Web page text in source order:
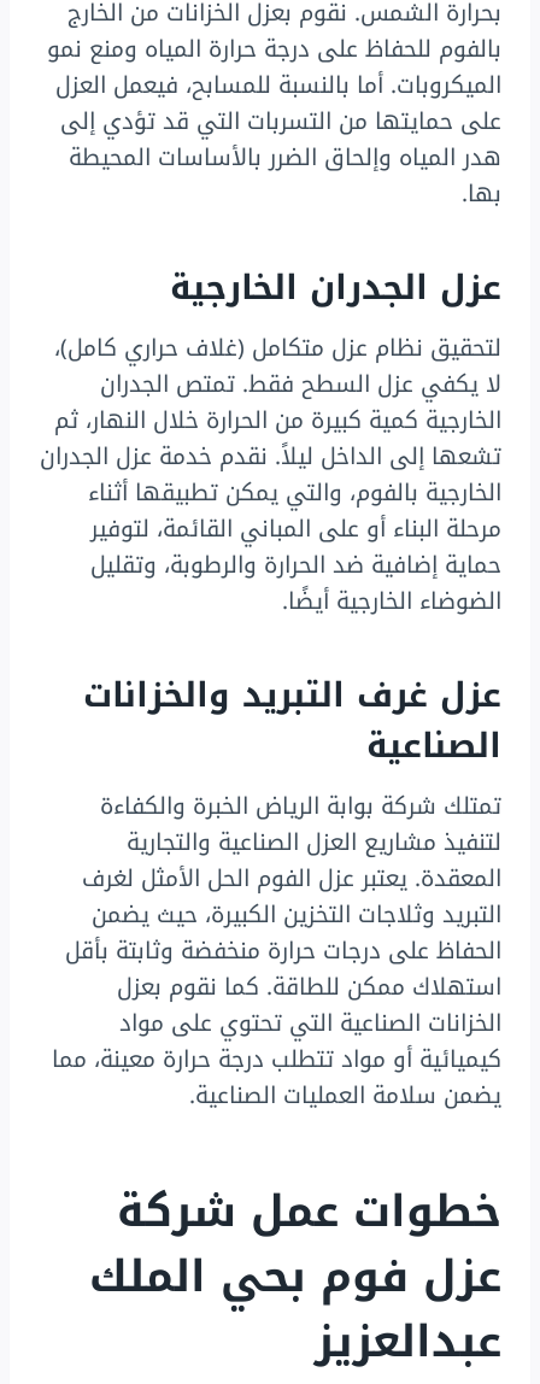
بحرارة الشمس. نقوم بعزل الخزانات من الخارج
بالفوم للحفاظ على درجة حرارة المياه ومنع نمو
الميكروبات. أما بالنسبة للمسابح، فيعمل العزل
على حمايتها من التسربات التي قد تؤدي إلى
هدر المياه وإلحاق الضرر بالأساسات المحيطة
بها.
عزل الجدران الخارجية
لتحقيق نظام عزل متكامل (غلاف حراري كامل)،
لا يكفي عزل السطح فقط. تمتص الجدران
الخارجية كمية كبيرة من الحرارة خلال النهار، ثم
تشعها إلى الداخل ليلاً. نقدم خدمة عزل الجدران
الخارجية بالفوم، والتي يمكن تطبيقها أثناء
مرحلة البناء أو على المباني القائمة، لتوفير
حماية إضافية ضد الحرارة والرطوبة، وتقليل
الضوضاء الخارجية أيضًا.
عزل غرف التبريد والخزانات
الصناعية
تمتلك شركة بوابة الرياض الخبرة والكفاءة
لتنفيذ مشاريع العزل الصناعية والتجارية
المعقدة. يعتبر عزل الفوم الحل الأمثل لغرف
التبريد وثلاجات التخزين الكبيرة، حيث يضمن
الحفاظ على درجات حرارة منخفضة وثابتة بأقل
استهلاك ممكن للطاقة. كما نقوم بعزل
الخزانات الصناعية التي تحتوي على مواد
كيميائية أو مواد تتطلب درجة حرارة معينة، مما
يضمن سلامة العمليات الصناعية.
خطوات عمل شركة
عزل فوم بحي الملك
عبدالعزيز